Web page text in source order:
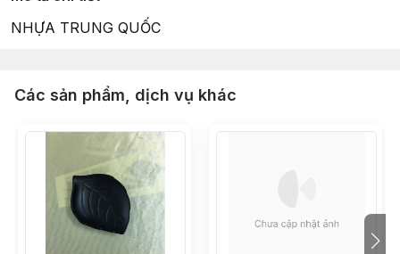
NHỰA TRUNG QUỐC
Các sản phẩm, dịch vụ khác